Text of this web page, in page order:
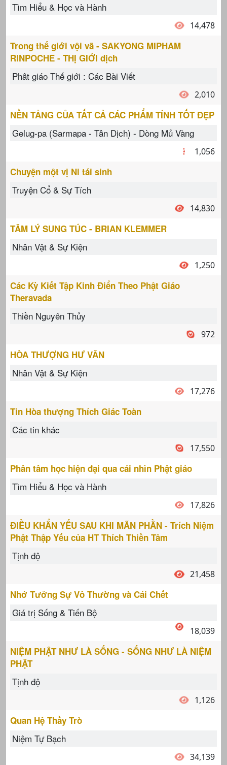
Tìm Hiểu & Học và Hành
14,478
Trong thế giới vội vã - SAKYONG MIPHAM
RINPOCHE - THỊ GIỚI dịch
Phât giáo Thế giới : Các Bài Viết
2,010
NỀN TẢNG CỦA TẤT CẢ CÁC PHẨM TÍNH TỐT ĐẸP
Gelug-pa (Sarmapa - Tân Dịch) - Dòng Mủ Vàng
1,056
Chuyện một vị Ni tái sinh
Truyện Cổ & Sự Tích
14,830
TÂM LÝ SUNG TÚC - BRIAN KLEMMER
Nhân Vật & Sự Kiện
1,250
Các Kỳ Kiết Tập Kinh Điển Theo Phật Giáo
Theravada
Thiền Nguyên Thủy
972
HÒA THƯỢNG HƯ VÂN
Nhân Vật & Sự Kiện
17,276
Tin Hòa thượng Thích Giác Toàn
Các tin khác
17,550
Phân tâm học hiện đại qua cái nhìn Phật giáo
Tìm Hiểu & Học và Hành
17,826
ĐIỀU KHẨN YẾU SAU KHI MÃN PHẦN - Trích Niệm
Phật Thập Yếu của HT Thích Thiền Tâm
Tịnh độ
21,458
Nhớ Tưởng Sự Vô Thường và Cái Chết
Giá trị Sống & Tiến Bộ
18,039
NIỆM PHẬT NHƯ LÀ SỐNG - SỐNG NHƯ LÀ NIỆM
PHẬT
Tịnh độ
1,126
Quan Hệ Thầy Trò
Niệm Tự Bạch
34,139